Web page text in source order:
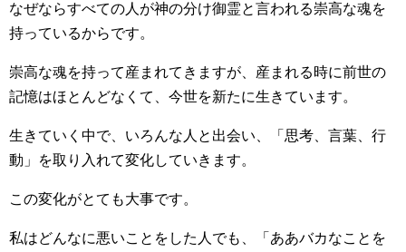
なぜならすべての人が神の分け御霊と言われる崇高な魂を
持っているからです。
崇高な魂を持って産まれてきますが、産まれる時に前世の
記憶はほとんどなくて、今世を新たに生きています。
生きていく中で、いろんな人と出会い、「思考、言葉、行
動」を取り入れて変化していきます。
この変化がとても大事です。
私はどんなに悪いことをした人でも、「ああバカなことを